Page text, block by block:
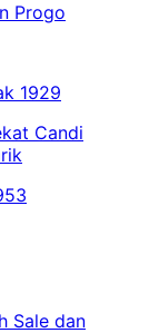
Progo
1929
Candi
Sale dan